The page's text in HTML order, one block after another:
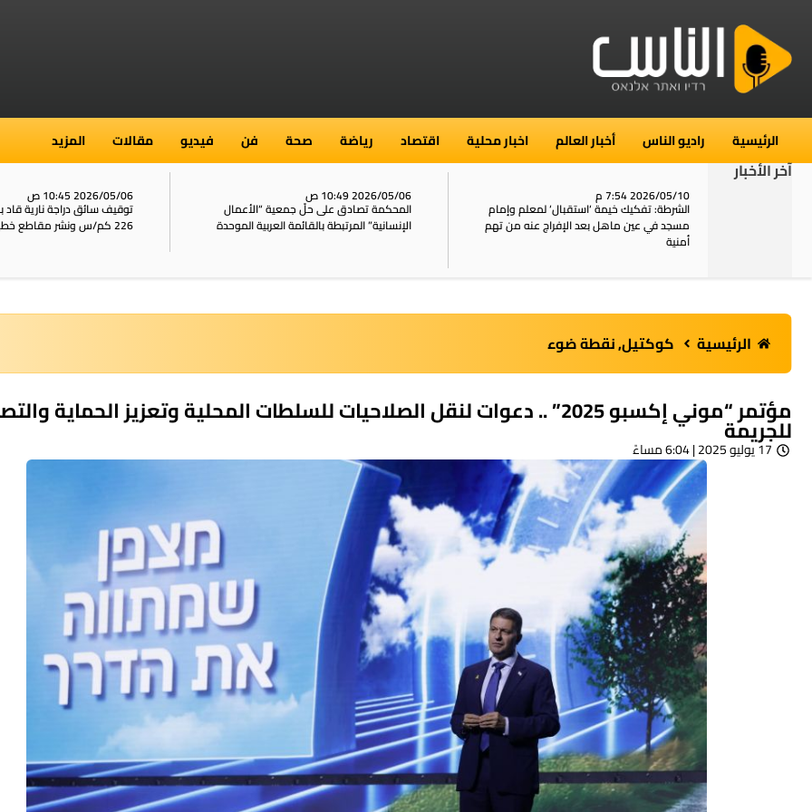
الرئيسية راديو الناس أخبار العالم اخبار محلية اقتصاد رياضة صحة فن فيديو مقالات المزيد
آخر الأخبار
2026/05/10 7:54 م
الشرطة: تفكيك خيمة ‘استقبال‘ لمعلم وإمام
مسجد في عين ماهل بعد الإفراج عنه من تهم
أمنية
2026/05/06 10:49 ص
المحكمة تصادق على حلّ جمعية “الأعمال
الإنسانية” المرتبطة بالقائمة العربية الموحدة
2026/05/06 10:45 ص
توقيف سائق دراجة نارية
226 كم/س ونشر مقاطع خطيرة على الشبكات
الرئيسية كوكتيل,نقطة ضوء
مؤتمر “موني إكسبو 2025” .. دعوات لنقل الصلاحيات للسلطات المحلية وتعزيز الحماية
للجريمة
17 يوليو 2025 | 6:04 مساءً